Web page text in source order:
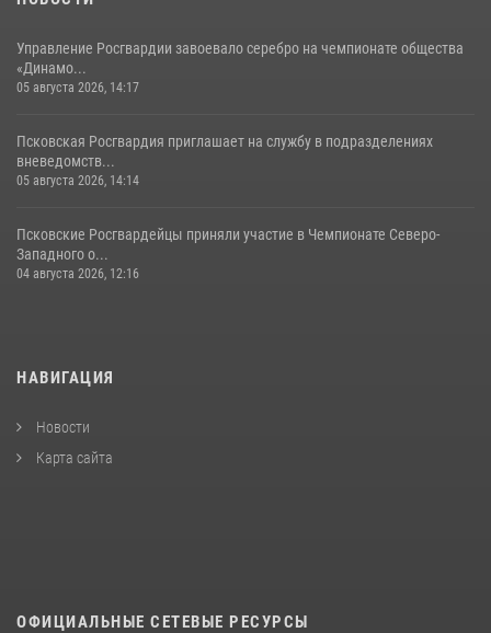
Управление Росгвардии завоевало серебро на чемпионате общества
«Динамо...
05 августа 2026, 14:17
Псковская Росгвардия приглашает на службу в подразделениях
вневедомств...
05 августа 2026, 14:14
Псковские Росгвардейцы приняли участие в Чемпионате Северо-
Западного о...
04 августа 2026, 12:16
НАВИГАЦИЯ
Новости
Карта сайта
ОФИЦИАЛЬНЫЕ СЕТЕВЫЕ РЕСУРСЫ